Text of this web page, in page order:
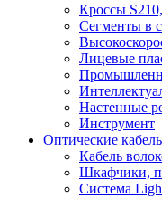
Кроссы
Сегменты в
Лицевые
Настенные
Инструмент
Оптические
Кабель
Шкафчики,
Система